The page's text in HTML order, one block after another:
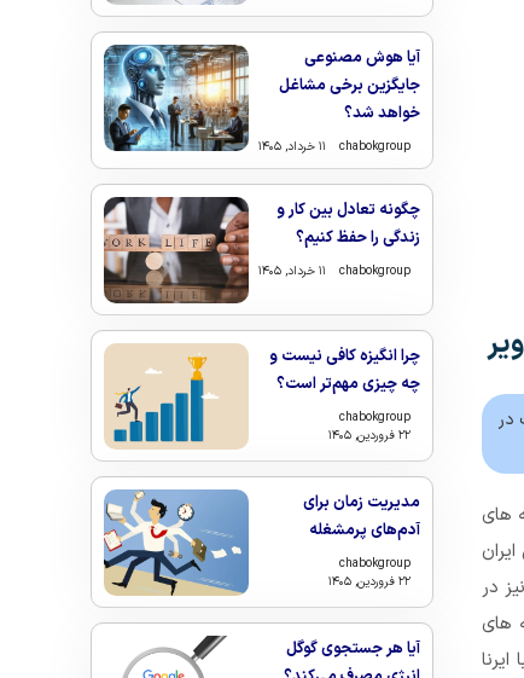
در
های
در
های
آیا هوش مصنوعی
جایگزین برخی مشاغل
خواهد شد؟
chabokgroup ۱۱ خرداد, ۱۴۰۵
چگونه تعادل بین کار و
زندگی را حفظ کنیم؟
chabokgroup ۱۱ خرداد, ۱۴۰۵
چرا انگیزه کافی نیست و
چه چیزی مهم‌تر است؟
chabokgroup
۲۲ فروردین, ۱۴۰۵
مدیریت زمان برای
آدم‌های پرمشغله
chabokgroup
۲۲ فروردین, ۱۴۰۵
آیا هر جستجوی گوگل